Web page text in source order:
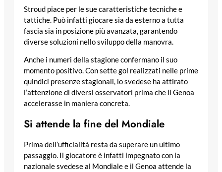
Stroud piace per le sue caratteristiche tecniche e
tattiche. Può infatti giocare sia da esterno a tutta
fascia sia in posizione più avanzata, garantendo
diverse soluzioni nello sviluppo della manovra.
Anche i numeri della stagione confermano il suo
momento positivo. Con sette gol realizzati nelle prime
quindici presenze stagionali, lo svedese ha attirato
l’attenzione di diversi osservatori prima che il Genoa
accelerasse in maniera concreta.
Si attende la fine del Mondiale
Prima dell’ufficialità resta da superare un ultimo
passaggio. Il giocatore è infatti impegnato con la
nazionale svedese al Mondiale e il Genoa attende la